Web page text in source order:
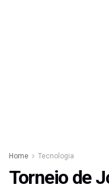
Home Tecnologia
Torneio de